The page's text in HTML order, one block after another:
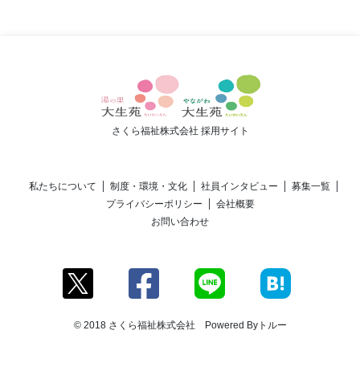
さくら福祉株式会社 採用サイト
私たちについて 制度・環境・文化 社員インタビュー
募集一覧
プライバシーポリシー
会社概要
お問い合わせ
© 2018 さくら福祉株式会社 Powered Byトルー